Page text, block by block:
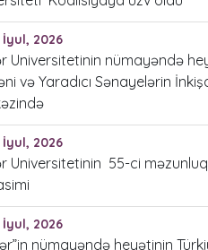
İyul, 2026
Universitetinin nümayəndə
və Yaradıcı Sənayelərin
İyul, 2026
Universitetinin 55-ci məzunluq
İyul, 2026
nümayəndə heyətinin